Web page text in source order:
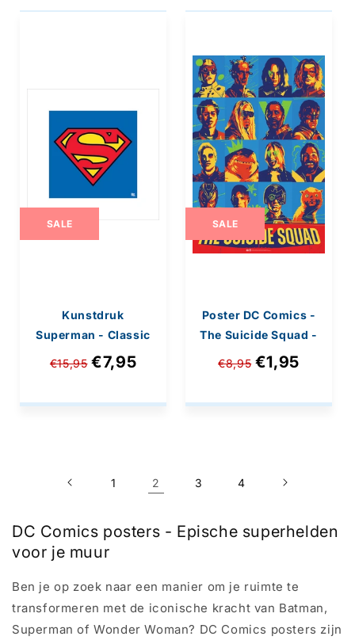
Kunstdruk
Superman - Classic
Logo 40x40cm
SALE
€15,95 €7,95
Poster DC Comics -
The Suicide Squad -
61x91,5cm
SALE
€8,95 €1,95
1 2 3 4
DC Comics posters - Epische superhelden
voor je muur
Ben je op zoek naar een manier om je ruimte te
transformeren met de iconische kracht van Batman,
Superman of Wonder Woman? DC Comics posters zijn